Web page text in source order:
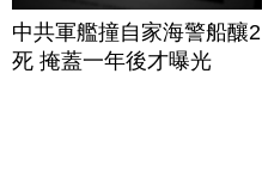
中共軍艦撞自家海警船釀2
死 掩蓋一年後才曝光